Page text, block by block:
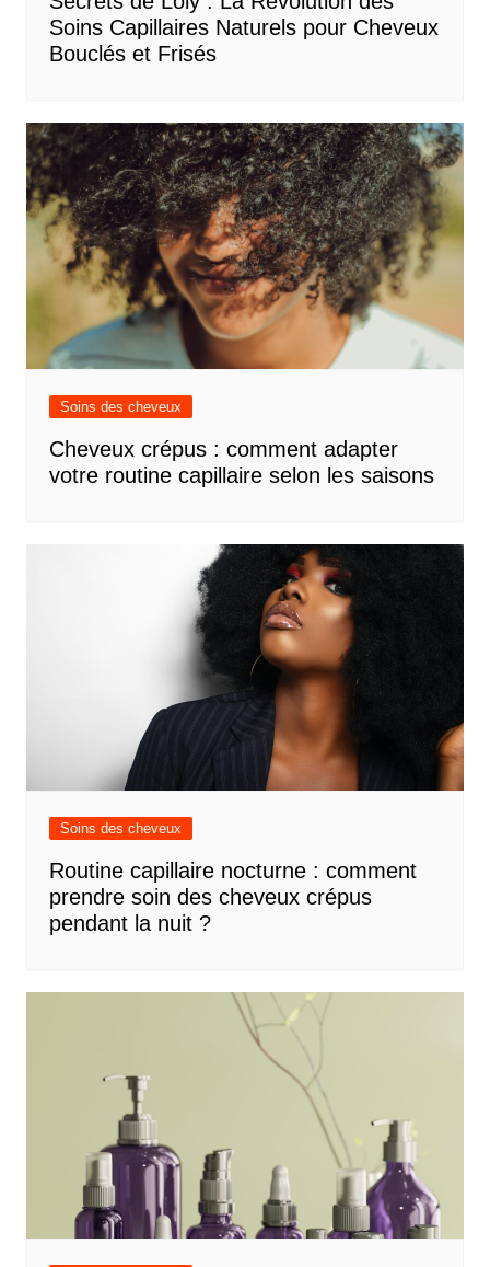
Soins Capillaires Naturels pour Cheveux
Bouclés et Frisés
Soins des cheveux
Cheveux crépus : comment adapter
votre routine capillaire selon les saisons
Soins des cheveux
Routine capillaire nocturne : comment
prendre soin des cheveux crépus
pendant la nuit ?